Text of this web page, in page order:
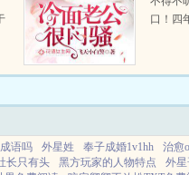
口！四
语吗 外星姓 奉子成婚1v1hh 治愈
长只有头 黑方玩家的人物特点 外